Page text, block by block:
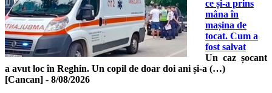
ce și-a prins
mâna în
mașina de
tocat. Cum a
fost salvat
Un caz șocant
a avut loc în Reghin. Un copil de doar doi ani și-a (…)
[Cancan] - 8/08/2026